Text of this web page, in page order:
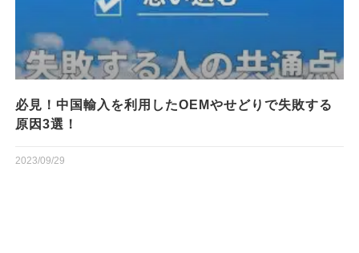
必見！中国輸入を利用したOEMやせどりで失敗する
原因3選！
2023/09/29